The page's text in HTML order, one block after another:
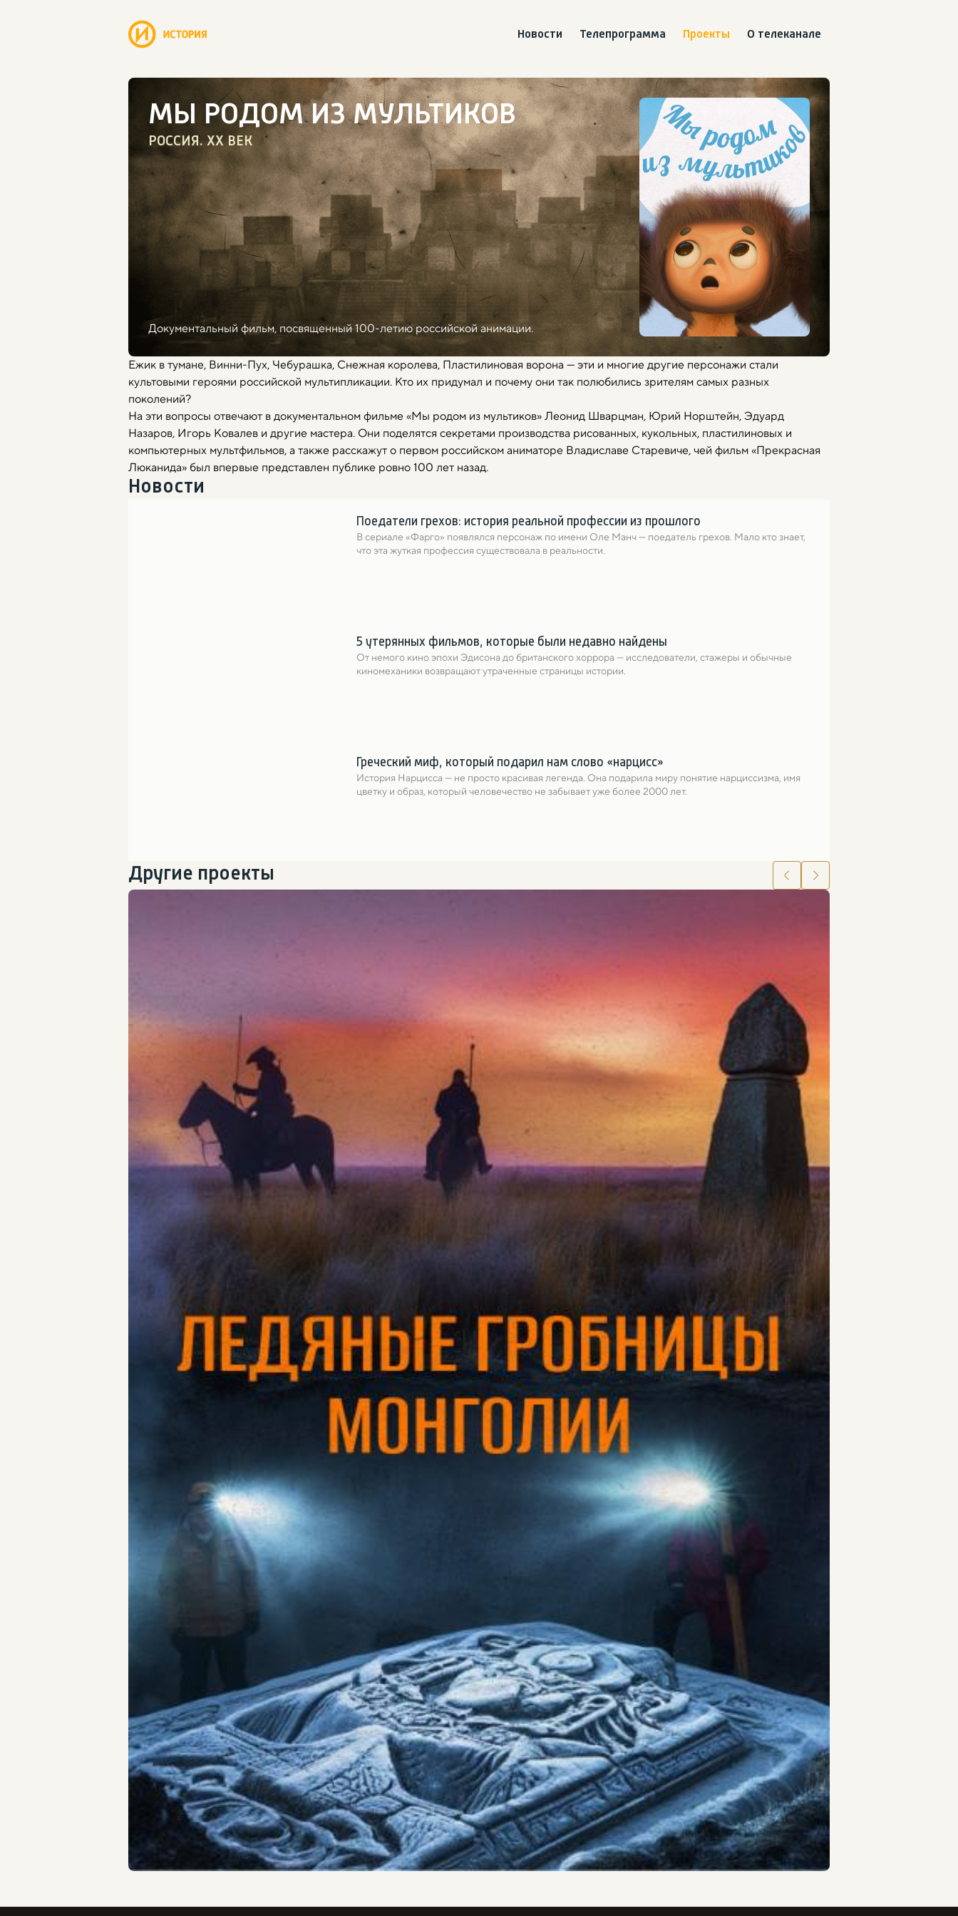
Новости Телепрограмма Проекты О телеканале
МЫ РОДОМ ИЗ МУЛЬТИКОВ
РОССИЯ. ХХ ВЕК
Документальный фильм, посвященный 100-летию российской анимации.
Ежик в тумане, Винни-Пух, Чебурашка, Снежная королева, Пластилиновая ворона — эти и многие другие персонажи стали
культовыми героями российской мультипликации. Кто их придумал и почему они так полюбились зрителям самых разных
поколений?
На эти вопросы отвечают в документальном фильме «Мы родом из мультиков» Леонид Шварцман, Юрий Норштейн, Эдуард
Назаров, Игорь Ковалев и другие мастера. Они поделятся секретами производства рисованных, кукольных, пластилиновых и
компьютерных мультфильмов, а также расскажут о первом российском аниматоре Владиславе Старевиче, чей фильм «Прекрасная
Люканида» был впервые представлен публике ровно 100 лет назад.
Новости
Поедатели грехов: история реальной профессии из прошлого
В сериале «Фарго» появлялся персонаж по имени Оле Манч — поедатель грехов. Мало кто знает,
что эта жуткая профессия существовала в реальности.
5 утерянных фильмов, которые были недавно найдены
От немого кино эпохи Эдисона до британского хоррора — исследователи, стажеры и обычные
киномеханики возвращают утраченные страницы истории.
Греческий миф, который подарил нам слово «нарцисс»
История Нарциссa — не просто красивая легенда. Она подарила миру понятие нарциссизма, имя
цветку и образ, который человечество не забывает уже более 2000 лет.
Другие проекты